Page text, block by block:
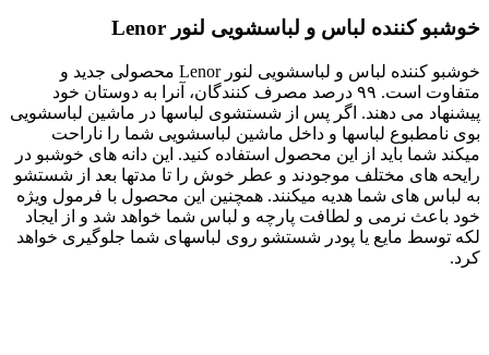
خوشبو کننده لباس و لباسشویی لنور Lenor
خوشبو کننده لباس و لباسشویی لنور Lenor محصولی جدید و
متفاوت است. ۹۹ درصد مصرف کنندگان، آنرا به دوستان خود
پیشنهاد می دهند. اگر پس از شستشوی لباسها در ماشین لباسشویی
بوی نامطبوع لباسها و داخل ماشین لباسشویی شما را ناراحت
میکند شما باید از این محصول استفاده کنید. این دانه های خوشبو در
رایحه های مختلف موجودند و عطر خوش را تا مدتها بعد از شستشو
به لباس های شما هدیه میکنند. همچنین این محصول با فرمول ویژه
خود باعث نرمی و لطافت پارچه و لباس شما خواهد شد و از ایجاد
لکه توسط مایع یا پودر شستشو روی لباسهای شما جلوگیری خواهد
کرد.